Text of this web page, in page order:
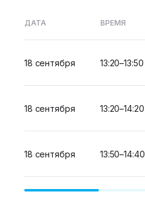
ДАТА ВРЕМЯ
18 сентября 13:20–13:50
18 сентября 13:20–14:20
18 сентября 13:50–14:40